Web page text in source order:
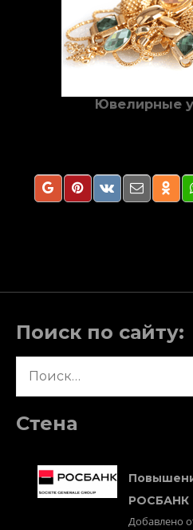
Ювелирные
Поиск по сайту:
Стена
РОСБАНК
Добавлено